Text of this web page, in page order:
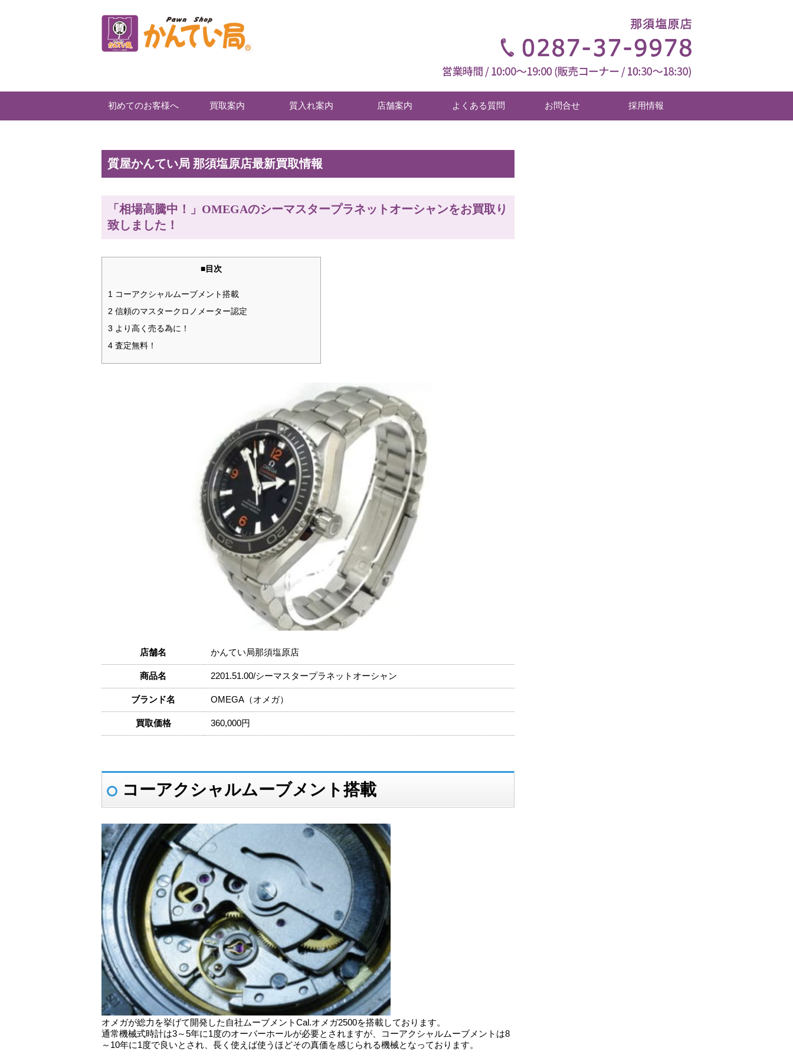
初めてのお客様へ 買取案内 質入れ案内 店舗案内 よくある質問 お問合せ 採用情報
質屋かんてい局 那須塩原店最新買取情報
「相場高騰中！」OMEGAのシーマスタープラネットオーシャンをお買取り
致しました！
■目次
1 コーアクシャルムーブメント搭載
2 信頼のマスタークロノメーター認定
3 より高く売る為に！
4 査定無料！
店舗名 かんてい局那須塩原店
商品名 2201.51.00/シーマスタープラネットオーシャン
ブランド名 OMEGA（オメガ）
買取価格 360,000円
コーアクシャルムーブメント搭載
オメガが総力を挙げて開発した自社ムーブメントCal.オメガ2500を搭載しております。
通常機械式時計は3～5年に1度のオーバーホールが必要とされますが、コーアクシャルムーブメントは8
～10年に1度で良いとされ、長く使えば使うほどその真価を感じられる機械となっております。